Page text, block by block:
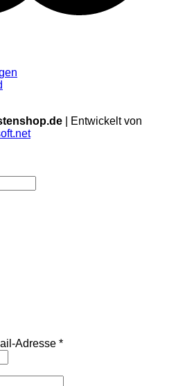
| Entwickelt von
Adresse *Erforderlich